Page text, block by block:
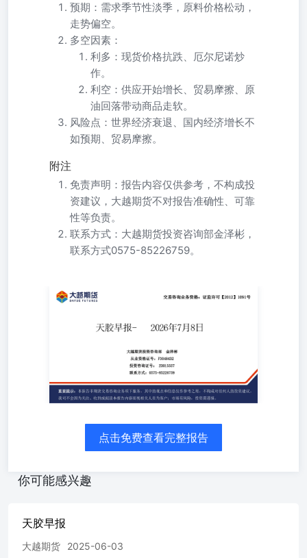
预期：需求季节性淡季，原料价格松动，
走势偏空。
多空因素：
利多：现货价格抗跌、厄尔尼诺炒
作。
利空：供应开始增长、贸易摩擦、原
油回落带动商品走软。
风险点：世界经济衰退、国内经济增长不
如预期、贸易摩擦。
附注
免责声明：报告内容仅供参考，不构成投
资建议，大越期货不对报告准确性、可靠
性等负责。
联系方式：大越期货投资咨询部金泽彬，
联系方式0575-85226759。
大越期货投资咨询部金泽彬从业资格证号：F3048432投资
本报告非期货交易咨询业务项下服务，其中的观点和信息仅
注、收到或阅读本报告内容而视相关人员为客户；市场有风
险，投资需谨慎。 每日提示1234基本面数据基差多空因素
及主要风险点 CONTENTS目录 天胶： 1、基本面：现货偏
强，全球产区开始放量，需求季节性走软，原油市场持续下
库存周环比减少，同比减少；青岛地区库存周环比减少，同
比增加中性4、盘面：20日线向下，价格20日线下运行偏空
5、主力持仓：主力净多，多增偏多6、预期：需求季节性淡
•1、现货价格抗跌•2、厄尔尼诺炒作 •利空•1、供应开始增
24年全乳胶，不可用于交割，7月7日现货价格上涨 现货价
下游消费 轮胎产量季节性波动 下游消费 轮胎行业出口环比
点击免费查看完整报告
你可能感兴趣
天胶早报
大越期货 2025-06-03